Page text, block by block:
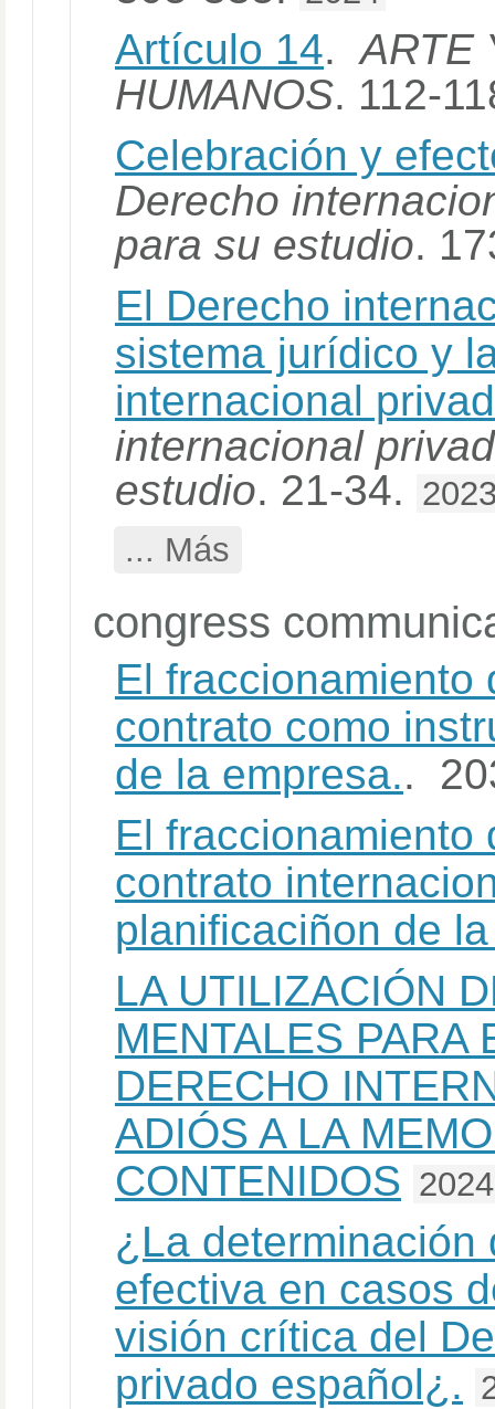
Artículo 14.ARTE
HUMANOS. 112-
Celebración y
Derecho
para su estudio.
El Derecho
sistema jurídico y
internacional
internacional
estudio. 21-34.
... Más
congress
El fraccionamiento
contrato como
de la empresa..
El fraccionamiento
contrato
planificaciñon de
LA UTILIZACIÓN
MENTALES PARA
DERECHO
ADIÓS A LA
CONTENIDOS 2024
¿La determinación
efectiva en casos
visión crítica del
privado español¿.